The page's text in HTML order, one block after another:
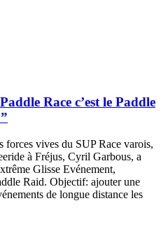
Race c’est le Paddle
forces vives du SUP Race varois,
à Fréjus, Cyril Garbous, a
Glisse Evénement,
Raid. Objectif: ajouter une
de longue distance les